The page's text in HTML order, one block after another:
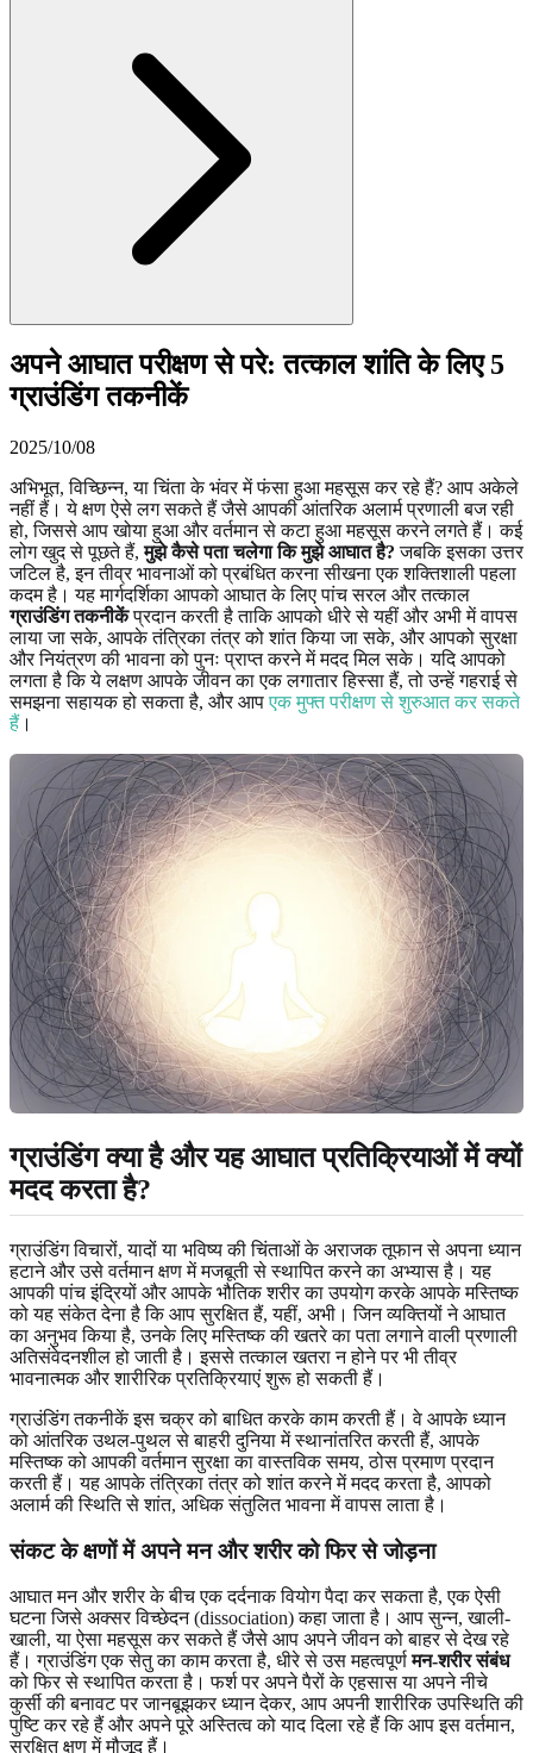
अपने आघात परीक्षण से परे: तत्काल शांति के लिए 5
ग्राउंडिंग तकनीकें
2025/10/08
अभिभूत, विच्छिन्न, या चिंता के भंवर में फंसा हुआ महसूस कर रहे हैं? आप अकेले
नहीं हैं। ये क्षण ऐसे लग सकते हैं जैसे आपकी आंतरिक अलार्म प्रणाली बज रही
हो, जिससे आप खोया हुआ और वर्तमान से कटा हुआ महसूस करने लगते हैं। कई
लोग खुद से पूछते हैं,मुझे कैसे पता चलेगा कि मुझे आघात है? जबकि इसका उत्तर
जटिल है, इन तीव्र भावनाओं को प्रबंधित करना सीखना एक शक्तिशाली पहला
कदम है। यह मार्गदर्शिका आपको आघात के लिए पांच सरल और तत्काल
ग्राउंडिंग तकनीकेंप्रदान करती है ताकि आपको धीरे से यहीं और अभी में वापस
लाया जा सके, आपके तंत्रिका तंत्र को शांत किया जा सके, और आपको सुरक्षा
और नियंत्रण की भावना को पुनः प्राप्त करने में मदद मिल सके। यदि आपको
लगता है कि ये लक्षण आपके जीवन का एक लगातार हिस्सा हैं, तो उन्हें गहराई से
समझना सहायक हो सकता है, और आपएक मुफ्त परीक्षण से शुरुआत कर सकते
हैं ।
ग्राउंडिंग क्या है और यहआघात प्रतिक्रियाओंमें क्यों
मदद करता है?
ग्राउंडिंग विचारों, यादों या भविष्य की चिंताओं के अराजक तूफान से अपना ध्यान
हटाने और उसे वर्तमान क्षण में मजबूती से स्थापित करने का अभ्यास है। यह
आपकी पांच इंद्रियों और आपके भौतिक शरीर का उपयोग करके आपके मस्तिष्क
को यह संकेत देना है कि आप सुरक्षित हैं, यहीं, अभी। जिन व्यक्तियों ने आघात
का अनुभव किया है, उनके लिए मस्तिष्क की खतरे का पता लगाने वाली प्रणाली
अतिसंवेदनशील हो जाती है। इससे तत्काल खतरा न होने पर भी तीव्र
भावनात्मक और शारीरिक प्रतिक्रियाएं शुरू हो सकती हैं।
ग्राउंडिंग तकनीकें इस चक्र को बाधित करके काम करती हैं। वे आपके ध्यान
को आंतरिक उथल-पुथल से बाहरी दुनिया में स्थानांतरित करती हैं, आपके
मस्तिष्क को आपकी वर्तमान सुरक्षा का वास्तविक समय, ठोस प्रमाण प्रदान
करती हैं। यह आपके तंत्रिका तंत्र को शांत करने में मदद करता है, आपको
अलार्म की स्थिति से शांत, अधिक संतुलित भावना में वापस लाता है।
संकट के क्षणों में अपनेमन और शरीरको फिर से जोड़ना
आघात मन और शरीर के बीच एक दर्दनाक वियोग पैदा कर सकता है, एक ऐसी
घटना जिसे अक्सर विच्छेदन (dissociation) कहा जाता है। आप सुन्न, खाली-
खाली, या ऐसा महसूस कर सकते हैं जैसे आप अपने जीवन को बाहर से देख रहे
हैं। ग्राउंडिंग एक सेतु का काम करता है, धीरे से उस महत्वपूर्णमन-शरीर संबंध
को फिर से स्थापित करता है। फर्श पर अपने पैरों के एहसास या अपने नीचे
कुर्सी की बनावट पर जानबूझकर ध्यान देकर, आप अपनी शारीरिक उपस्थिति की
पुष्टि कर रहे हैं और अपने पूरे अस्तित्व को याद दिला रहे हैं कि आप इस वर्तमान,
सुरक्षित क्षण में मौजूद हैं।